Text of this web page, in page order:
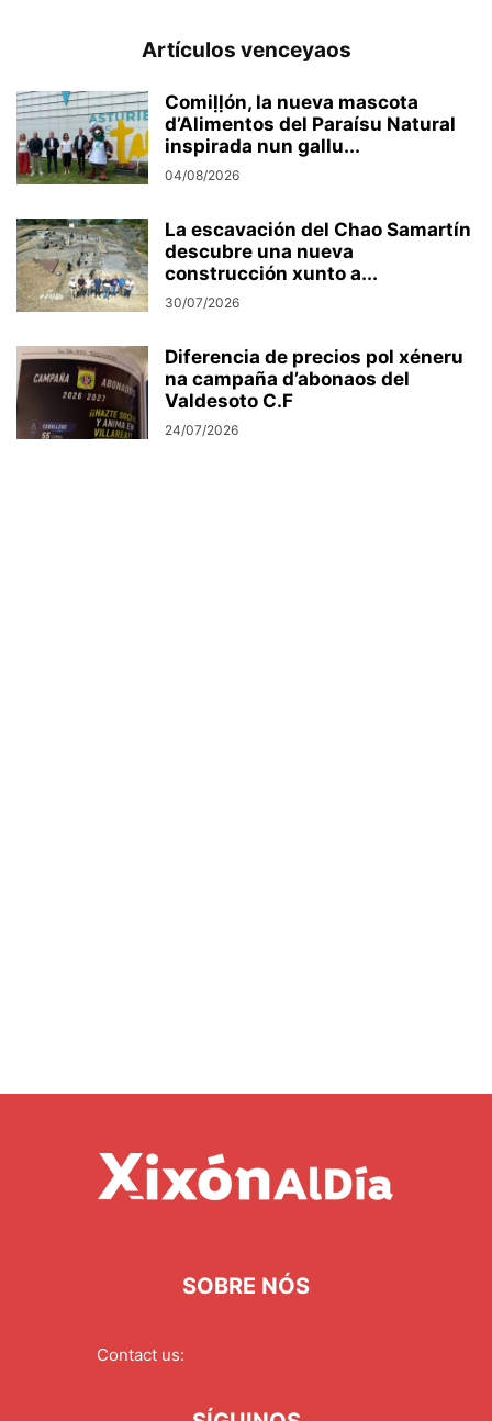
Artículos venceyaos
Comiḷḷón, la nueva mascota
d’Alimentos del Paraísu Natural
inspirada nun gallu...
04/08/2026
La escavación del Chao Samartín
descubre una nueva
construcción xunto a...
30/07/2026
Diferencia de precios pol xéneru
na campaña d’abonaos del
Valdesoto C.F
24/07/2026
SOBRE NÓS
Contact us: